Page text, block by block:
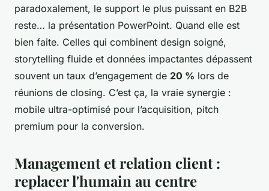
paradoxalement, le support le plus puissant en B2B
reste… la présentation PowerPoint. Quand elle est
bien faite. Celles qui combinent design soigné,
storytelling fluide et données impactantes dépassent
souvent un taux d’engagement de 20 % lors de
réunions de closing. C’est ça, la vraie synergie :
mobile ultra-optimisé pour l’acquisition, pitch
premium pour la conversion.
Management et relation client :
replacer l'humain au centre